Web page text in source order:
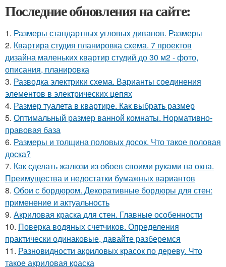
Последние обновления на сайте:
1. Размеры стандартных угловых диванов. Размеры
2. Квартира студия планировка схема. 7 проектов
дизайна маленьких квартир студий до 30 м2 - фото,
описания, планировка
3. Разводка электрики схема. Варианты соединения
элементов в электрических цепях
4. Размер туалета в квартире. Как выбрать размер
5. Оптимальный размер ванной комнаты. Нормативно-
правовая база
6. Размеры и толщина половых досок. Что такое половая
доска?
7. Как сделать жалюзи из обоев своими руками на окна.
Преимущества и недостатки бумажных вариантов
8. Обои с бордюром. Декоративные бордюры для стен:
применение и актуальность
9. Акриловая краска для стен. Главные особенности
10. Поверка водяных счетчиков. Определения
практически одинаковые, давайте разберемся
11. Разновидности акриловых красок по дереву. Что
такое акриловая краска